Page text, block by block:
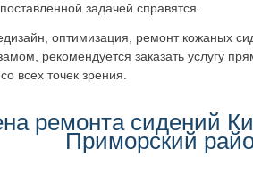
задачей справятся.
оптимизация, ремонт кожаных
рекомендуется заказать услугу
всех точек зрения.
ремонта сидений
Приморский